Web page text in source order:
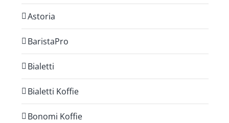
Astoria
BaristaPro
Bialetti
Bialetti Koffie
Bonomi Koffie